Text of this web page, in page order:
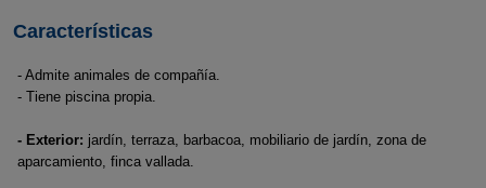
Características
- Admite animales de compañía.
- Tiene piscina propia.
- Exterior: jardín, terraza, barbacoa, mobiliario de jardín, zona de
aparcamiento, finca vallada.